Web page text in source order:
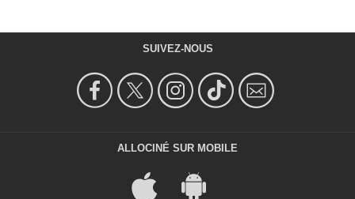
SUIVEZ-NOUS
ALLOCINÉ SUR MOBILE